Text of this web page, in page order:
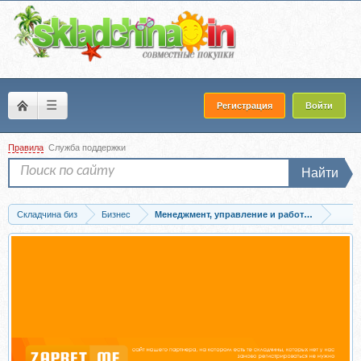
☰ Регистрация Войти
Правила Служба поддержки
Найти
Складчина биз Бизнес
Менеджмент, управление и работа с
Скачать Система вознаграждения. Как разработать цели и KPI (Елена